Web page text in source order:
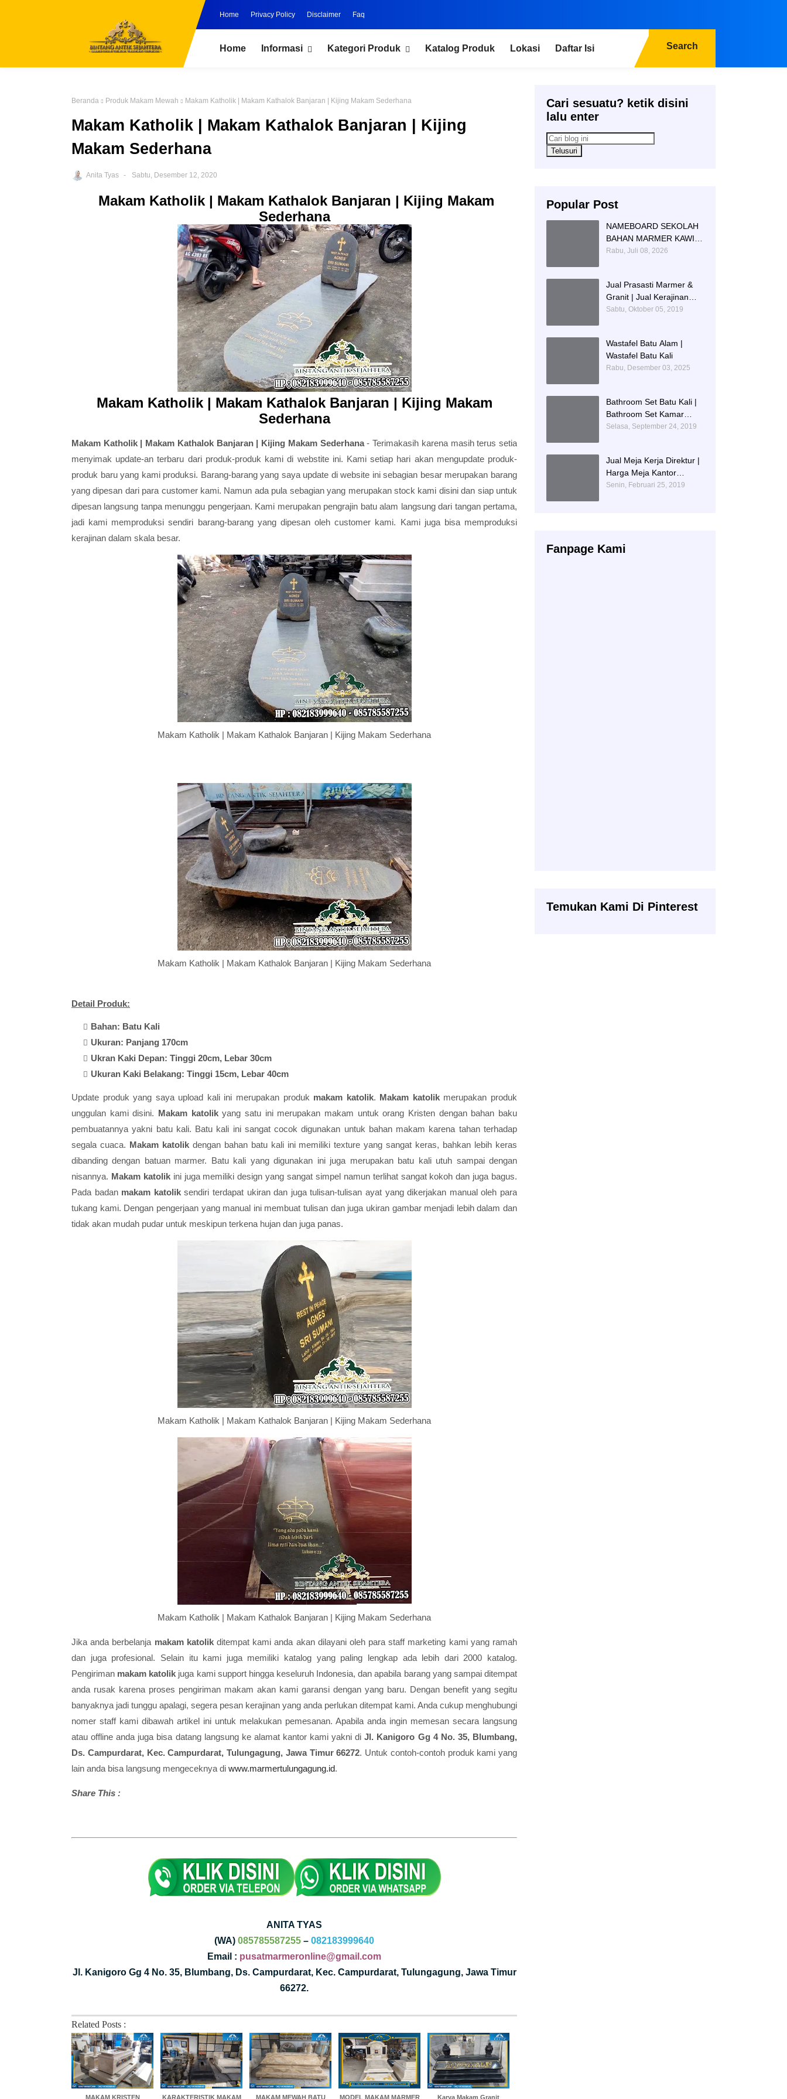
Home Privacy Policy Disclaimer Faq
Home Informasi Kategori Produk Katalog Produk Lokasi Daftar Isi Search
Beranda Produk Makam Mewah Makam Katholik | Makam Kathalok Banjaran | Kijing Makam Sederhana
Makam Katholik | Makam Kathalok Banjaran | Kijing
Makam Sederhana
Anita Tyas Sabtu, Desember 12, 2020
Makam Katholik | Makam Kathalok Banjaran | Kijing Makam
Sederhana
Makam Katholik | Makam Kathalok Banjaran | Kijing Makam
Sederhana
Makam Katholik | Makam Kathalok Banjaran | Kijing Makam Sederhana- Terimakasih karena masih terus setia
menyimak update-an terbaru dari produk-produk kami di webstite ini. Kami setiap hari akan mengupdate produk-
produk baru yang kami produksi. Barang-barang yang saya update di website ini sebagian besar merupakan barang
yang dipesan dari para customer kami. Namun ada pula sebagian yang merupakan stock kami disini dan siap untuk
dipesan langsung tanpa menunggu pengerjaan. Kami merupakan pengrajin batu alam langsung dari tangan pertama,
jadi kami memproduksi sendiri barang-barang yang dipesan oleh customer kami. Kami juga bisa memproduksi
kerajinan dalam skala besar.
Makam Katholik | Makam Kathalok Banjaran | Kijing Makam Sederhana
Makam Katholik | Makam Kathalok Banjaran | Kijing Makam Sederhana
Detail Produk:
Bahan: Batu Kali
Ukuran: Panjang 170cm
Ukran Kaki Depan: Tinggi 20cm, Lebar 30cm
Ukuran Kaki Belakang: Tinggi 15cm, Lebar 40cm
Update produk yang saya upload kali ini merupakan produk makam katolik. Makam katolik merupakan produk
unggulan kami disini. Makam katolikyang satu ini merupakan makam untuk orang Kristen dengan bahan baku
pembuatannya yakni batu kali. Batu kali ini sangat cocok digunakan untuk bahan makam karena tahan terhadap
segala cuaca. Makam katolikdengan bahan batu kali ini memiliki texture yang sangat keras, bahkan lebih keras
dibanding dengan batuan marmer. Batu kali yang digunakan ini juga merupakan batu kali utuh sampai dengan
nisannya. Makam katolikini juga memiliki design yang sangat simpel namun terlihat sangat kokoh dan juga bagus.
Pada badan makam katoliksendiri terdapat ukiran dan juga tulisan-tulisan ayat yang dikerjakan manual oleh para
tukang kami. Dengan pengerjaan yang manual ini membuat tulisan dan juga ukiran gambar menjadi lebih dalam dan
tidak akan mudah pudar untuk meskipun terkena hujan dan juga panas.
Makam Katholik | Makam Kathalok Banjaran | Kijing Makam Sederhana
Makam Katholik | Makam Kathalok Banjaran | Kijing Makam Sederhana
Jika anda berbelanja makam katolikditempat kami anda akan dilayani oleh para staff marketing kami yang ramah
dan juga profesional. Selain itu kami juga memiliki katalog yang paling lengkap ada lebih dari 2000 katalog.
Pengiriman makam katolik juga kami support hingga keseluruh Indonesia, dan apabila barang yang sampai ditempat
anda rusak karena proses pengiriman makam akan kami garansi dengan yang baru. Dengan benefit yang segitu
banyaknya jadi tunggu apalagi, segera pesan kerajinan yang anda perlukan ditempat kami. Anda cukup menghubungi
nomer staff kami dibawah artikel ini untuk melakukan pemesanan. Apabila anda ingin memesan secara langsung
atau offline anda juga bisa datang langsung ke alamat kantor kami yakni diJl. Kanigoro Gg 4 No. 35, Blumbang,
Ds. Campurdarat, Kec. Campurdarat, Tulungagung, Jawa Timur 66272. Untuk contoh-contoh produk kami yang
lain anda bisa langsung mengeceknya di www.marmertulungagung.id.
Share This :
ANITA TYAS
(WA) 085785587255 – 082183999640
Email : pusatmarmeronline@gmail.com
Jl. Kanigoro Gg 4 No. 35, Blumbang, Ds. Campurdarat, Kec. Campurdarat, Tulungagung, Jawa Timur
66272.
Related Posts :
MAKAM KRISTEN KARAKTERISTIK MAKAM MAKAM MEWAH BATU MODEL MAKAM MARMER Karya Makam Granit
Cari sesuatu? ketik disini
lalu enter
Popular Post
NAMEBOARD SEKOLAH
BAHAN MARMER KAWI
AGUNG SIMBOL DAN
Rabu, Juli 08, 2026
Jual Prasasti Marmer &
Granit | Jual Kerajinan
Prasasti
Sabtu, Oktober 05, 2019
Wastafel Batu Alam |
Wastafel Batu Kali
Rabu, Desember 03, 2025
Bathroom Set Batu Kali |
Bathroom Set Kamar
Mandi Mewah
Selasa, September 24, 2019
Jual Meja Kerja Direktur |
Harga Meja Kantor
Marmer
Senin, Februari 25, 2019
Fanpage Kami
Temukan Kami Di Pinterest